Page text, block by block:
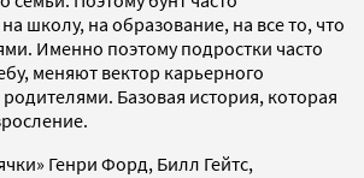
школу, на образование, на все то, что
Именно поэтому подростки часто
меняют вектор карьерного
Базовая история, которая
Генри Форд, Билл Гейтс,